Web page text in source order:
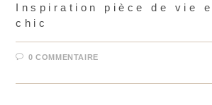
Inspiration pièce de vie
chic
0 COMMENTAIRE